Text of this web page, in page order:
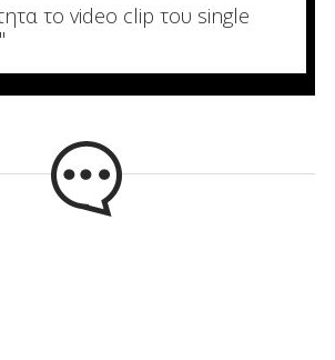
το video clip του single